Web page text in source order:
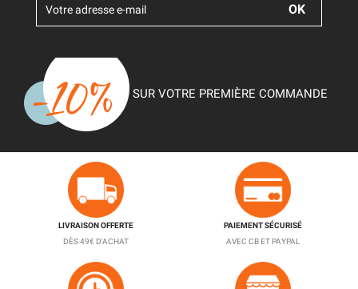
SUR VOTRE PREMIÈRE COMMANDE
LIVRAISON OFFERTE
DÈS 49€ D'ACHAT
PAIEMENT SÉCURISÉ
AVEC CB ET PAYPAL